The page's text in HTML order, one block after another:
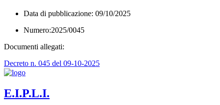
Data di pubblicazione: 09/10/2025
Numero:2025/0045
Documenti allegati:
Decreto n. 045 del 09-10-2025
E.I.P.L.I.